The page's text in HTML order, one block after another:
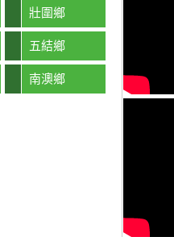
壯圍鄉
五結鄉
南澳鄉